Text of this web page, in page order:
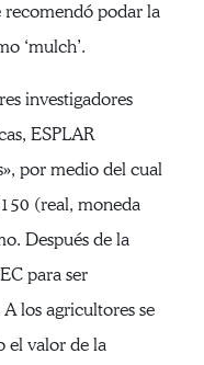
recomendó podar la
‘mulch’.
investigadores
ESPLAR
por medio del cual
(real, moneda
Después de la
para ser
los agricultores se
el valor de la